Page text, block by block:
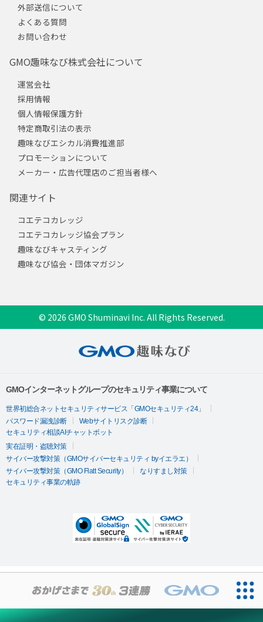
外部送信について
よくある質問
お問い合わせ
GMO趣味なび株式会社について
運営会社
採用情報
個人情報保護方針
特定商取引法の表示
趣味なびエシカル消費推進部
プロモーションについて
メーカー・広告代理店のご担当者様へ
関連サイト
コエテコカレッジ
コエテコカレッジ協会プラン
趣味なびキャスティング
趣味なび協会・団体マガジン
© 2026 GMO Shuminavi Inc. All Rights Reserved.